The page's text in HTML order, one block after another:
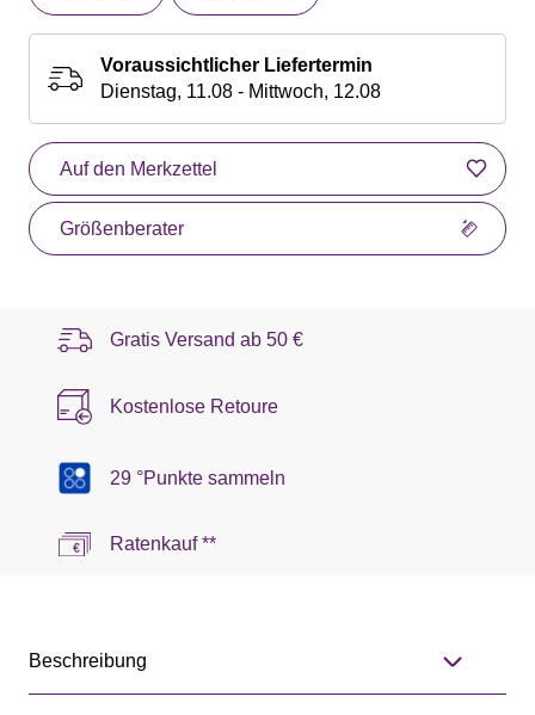
Voraussichtlicher Liefertermin
Dienstag, 11.08 - Mittwoch, 12.08
Auf den Merkzettel
Größenberater
Gratis Versand ab 50 €
Kostenlose Retoure
29 °Punkte sammeln
Ratenkauf **
Beschreibung